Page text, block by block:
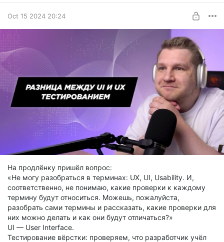
Oct 15 2024 20:24
На продлёнку пришёл вопрос:
«Не могу разобраться в терминах: UX, UI, Usability. И,
соответственно, не понимаю, какие проверки к каждому
термину будут относиться. Можешь, пожалуйста,
разобрать сами термины и рассказать, какие проверки для
них можно делать и как они будут отличаться?»
UI — User Interface.
Тестирование вёрстки: проверяем, что разработчик учёл